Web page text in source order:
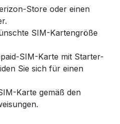
Store oder einen
SIM-Kartengröße
SIM-Karte mit Starter-
Sie sich für einen
Karte gemäß den